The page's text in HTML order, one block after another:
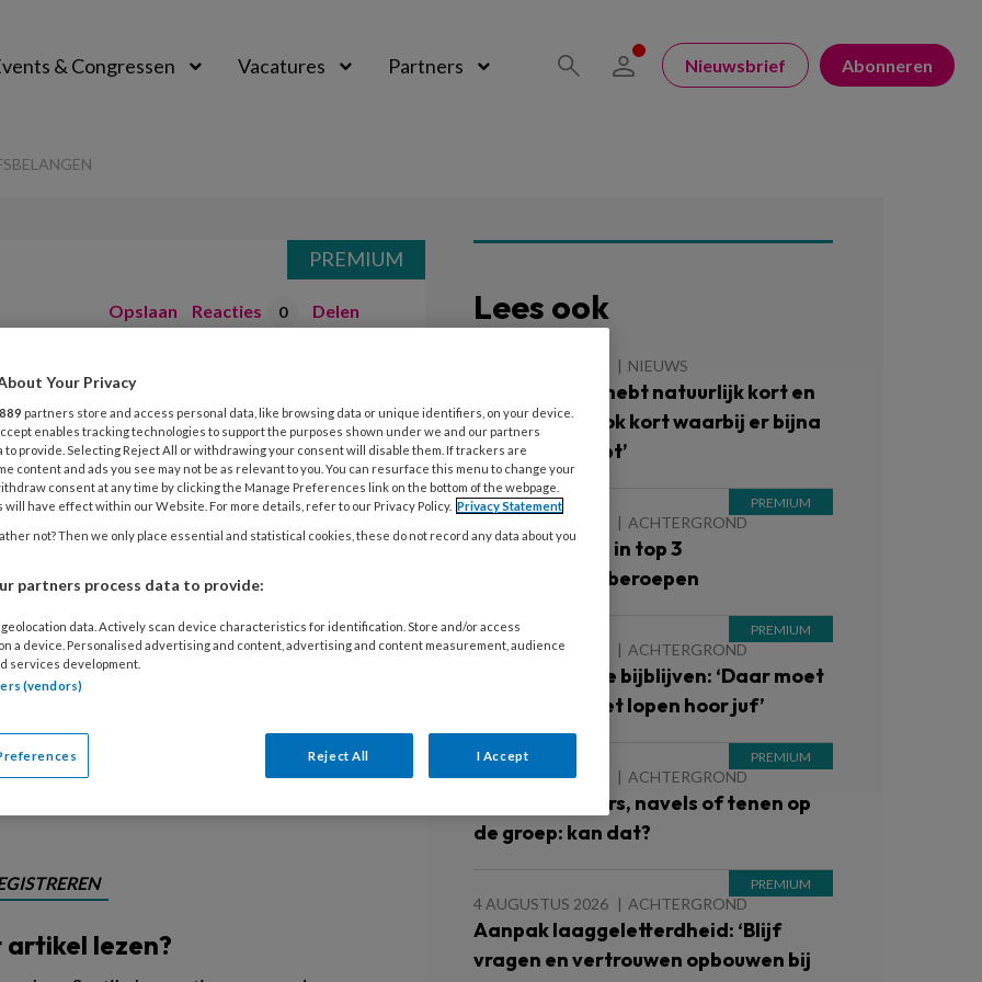
& Congressen Vacatures Partners Nieuwsbrief Abonneren
Opslaan Reacties 0 Delen
en
Twitter en andere sites. Ja, zelfs
de appberichten binnen van mijn
en vooral niet-kindgerichte
bericht met als titel:
schadelijk voor jonge kinderen.
Kleerekoper. Nu ben ik groot
toch iets genuanceerder
lezen?
PREMIUM
Lees ook
NIEUWS
KOTcast – ‘Je hebt natuurlijk kort en
kort, je hebt ook kort waarbij er bijna
een bil uitfloept’
ACHTERGROND
Kinderopvang in top 3
ziekteverzuimberoepen
6 AUGUSTUS 2026 ACHTERGROND
Kinderen die je bijblijven: ‘Daar moet
je ’s avonds niet lopen hoor juf’
5 AUGUSTUS 2026 ACHTERGROND
Blote schouders, navels of tenen op
de groep: kan dat?
4 AUGUSTUS 2026 ACHTERGROND
Aanpak laaggeletterdheid: ‘Blijf
vragen en vertrouwen opbouwen bij
Your Privacy
889 partners store and access personal data, like browsing data or unique identifiers, on your device.
enables tracking technologies to support the purposes shown under we and our partners
to provide. Selecting Reject All or withdrawing your consent will disable them. If trackers are
content and ads you see may not be as relevant to you. You can resurface this menu to change your
consent at any time by clicking the Manage Preferences link on the bottom of the webpage.
will have effect within our Website. For more details, refer to our Privacy Policy. Privacy Statement
not? Then we only place essential and statistical cookies, these do not record any data about you
partners process data to provide:
data. Actively scan device characteristics for identification. Store and/or access
a device. Personalised advertising and content, advertising and content measurement, audience
services development.
(vendors)
Reject All I Accept